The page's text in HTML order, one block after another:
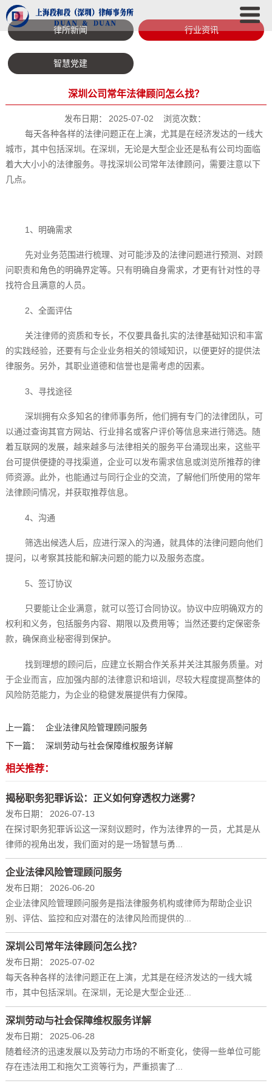
律所新闻 行业资讯
智慧党建
深圳公司常年法律顾问怎么找？
发布日期： 2025-07-02
浏览次数：
每天各种各样的法律问题正在上演，尤其是在经济发达的一线大
城市，其中包括深圳。在深圳，无论是大型企业还是私有公司均面临
着大大小小的法律服务。寻找深圳公司常年法律顾问，需要注意以下
几点。
1、明确需求
先对业务范围进行梳理、对可能涉及的法律问题进行预测、对顾
问职责和角色的明确界定等。只有明确自身需求，才更有针对性的寻
找符合且满意的人员。
2、全面评估
关注律师的资质和专长，不仅要具备扎实的法律基础知识和丰富
的实践经验，还要有与企业业务相关的领域知识，以便更好的提供法
律服务。另外，其职业道德和信誉也是需考虑的因素。
3、寻找途径
深圳拥有众多知名的律师事务所，他们拥有专门的法律团队，可
以通过查询其官方网站、行业排名或客户评价等信息来进行筛选。随
着互联网的发展，越来越多与法律相关的服务平台涌现出来，这些平
台可提供便捷的寻找渠道，企业可以发布需求信息或浏览所推荐的律
师资源。此外，也能通过与同行企业的交流，了解他们所使用的常年
法律顾问情况，并获取推荐信息。
4、沟通
筛选出候选人后，应进行深入的沟通，就具体的法律问题向他们
提问，以考察其技能和解决问题的能力以及服务态度。
5、签订协议
只要能让企业满意，就可以签订合同协议。协议中应明确双方的
权利和义务，包括服务内容、期限以及费用等；当然还要约定保密条
款，确保商业秘密得到保护。
找到理想的顾问后，应建立长期合作关系并关注其服务质量。对
于企业而言，应加强内部的法律意识和培训，尽较大程度提高整体的
风险防范能力，为企业的稳健发展提供有力保障。‍
上一篇：
企业法律风险管理顾问服务
下一篇：
深圳劳动与社会保障维权服务详解
相关推荐：
揭秘职务犯罪诉讼：正义如何穿透权力迷雾？
发布日期：
2026-07-13
在探讨职务犯罪诉讼这一深刻议题时，作为法律界的一员，尤其是从
律师的视角出发，我们面对的是一场智慧与勇...
企业法律风险管理顾问服务
发布日期：
2026-06-20
企业法律风险管理顾问服务是指法律服务机构或律师为帮助企业识
别、评估、监控和应对潜在的法律风险而提供的...
深圳公司常年法律顾问怎么找？
发布日期：
2025-07-02
每天各种各样的法律问题正在上演，尤其是在经济发达的一线大城
市，其中包括深圳。在深圳，无论是大型企业还...
深圳劳动与社会保障维权服务详解
发布日期：
2025-06-28
随着经济的迅速发展以及劳动力市场的不断变化，使得一些单位可能
存在违法用工和拖欠工资等行为，严重损害了...